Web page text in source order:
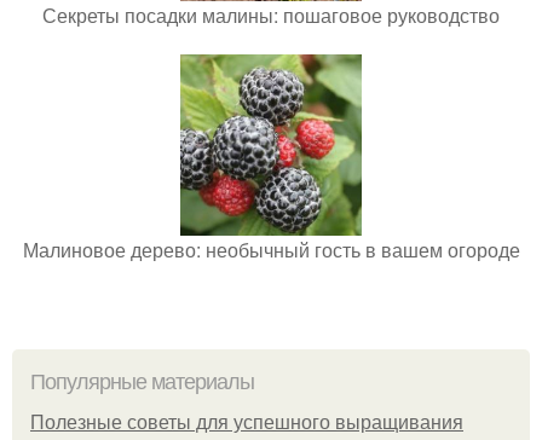
Секреты посадки малины: пошаговое руководство
Малиновое дерево: необычный гость в вашем огороде
Популярные материалы
Полезные советы для успешного выращивания